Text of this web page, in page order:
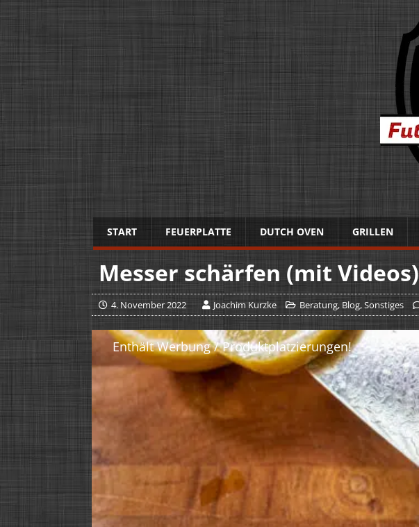
START FEUERPLATTE DUTCH OVEN GRILLEN
Messer schärfen (mit Videos)
4. November 2022 Joachim Kurzke Beratung, Blog,Sonstiges